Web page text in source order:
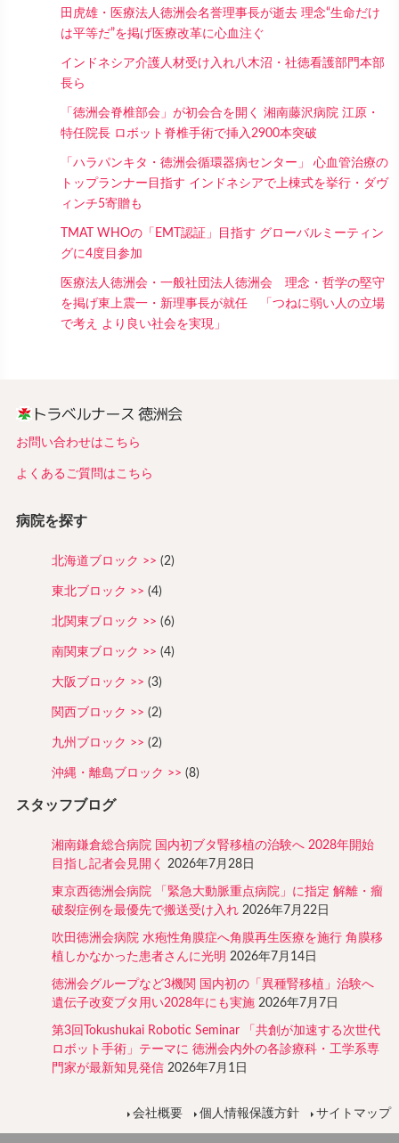
田虎雄・医療法人徳洲会名誉理事長が逝去 理念“生命だけ
は平等だ”を掲げ医療改革に心血注ぐ
インドネシア介護人材受け入れ八木沼・社徳看護部門本部
長ら
「徳洲会脊椎部会」が初会合を開く 湘南藤沢病院 江原・
特任院長 ロボット脊椎手術で挿入2900本突破
「ハラパンキタ・徳洲会循環器病センター」 心血管治療の
トップランナー目指す インドネシアで上棟式を挙行・ダヴ
ィンチ5寄贈も
TMAT WHOの「EMT認証」目指す グローバルミーティン
グに4度目参加
医療法人徳洲会・一般社団法人徳洲会 理念・哲学の堅守
を掲げ東上震一・新理事長が就任 「つねに弱い人の立場
で考え より良い社会を実現」
お問い合わせはこちら
よくあるご質問はこちら
病院を探す
北海道ブロック (2)
東北ブロック (4)
北関東ブロック (6)
南関東ブロック (4)
大阪ブロック (3)
関西ブロック (2)
九州ブロック (2)
沖縄・離島ブロック (8)
スタッフブログ
湘南鎌倉総合病院 国内初ブタ腎移植の治験へ 2028年開始
目指し記者会見開く
2026年7月28日
東京西徳洲会病院 「緊急大動脈重点病院」に指定 解離・瘤
破裂症例を最優先で搬送受け入れ 2026年7月22日
吹田徳洲会病院 水疱性角膜症へ角膜再生医療を施行 角膜移
植しかなかった患者さんに光明 2026年7月14日
徳洲会グループなど3機関 国内初の「異種腎移植」治験へ
遺伝子改変ブタ用い2028年にも実施 2026年7月7日
第3回Tokushukai Robotic Seminar 「共創が加速する次世代
ロボット手術」テーマに 徳洲会内外の各診療科・工学系専
門家が最新知見発信 2026年7月1日
会社概要 個人情報保護方針 サイトマップ